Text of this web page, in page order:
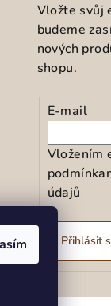
Vložte svůj
budeme
nových
shopu.
E-mail
Vložením
údajů
Přihlásit